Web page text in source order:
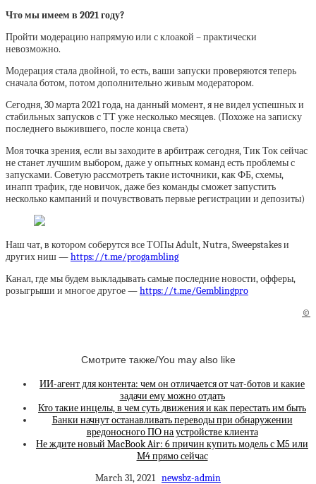
Что мы имеем в 2021 году?
Пройти модерацию напрямую или с клоакой – практически
невозможно.
Модерация стала двойной, то есть, ваши запуски проверяются теперь
сначала ботом, потом дополнительно живым модератором.
Сегодня, 30 марта 2021 года, на данный момент, я не видел успешных и
стабильных запусков с ТТ уже несколько месяцев. (Похоже на записку
последнего выжившего, после конца света)
Моя точка зрения, если вы заходите в арбитраж сегодня, Тик Ток сейчас
не станет лучшим выбором, даже у опытных команд есть проблемы с
запусками. Советую рассмотреть такие источники, как ФБ, схемы,
инапп трафик, где новичок, даже без команды сможет запустить
несколько кампаний и почувствовать первые регистрации и депозиты)
Наш чат, в котором соберутся все ТОПы Adult, Nutra, Sweepstakes и
других ниш —https://t.me/progambling
Канал, где мы будем выкладывать самые последние новости, офферы,
розыгрыши и многое другое —https://t.me/Gemblingpro
©
Смотрите также/You may also like
ИИ-агент для контента: чем он отличается от чат-ботов и какие
задачи ему можно отдать
Кто такие инцелы, в чем суть движения и как перестать им быть
Банки начнут останавливать переводы при обнаружении
вредоносного ПО на устройстве клиента
Не ждите новый MacBook Air: 6 причин купить модель с M5 или
M4 прямо сейчас
March 31, 2021 newsbz-admin